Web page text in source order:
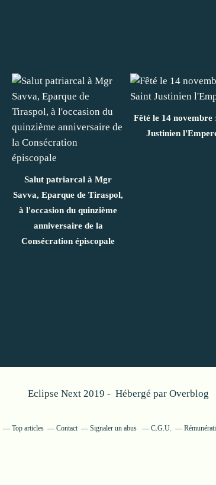
Salut patriarcal à Mgr
Savva, Eparque de Tiraspol,
à l'occasion du quinzième
anniversaire de la
Consécration épiscopale
Fêté le 14 novembre
Justinien
Eclipse Next 2019 - Hébergé par Overblog
Top articles Contact Signaler un abus C.G.U.